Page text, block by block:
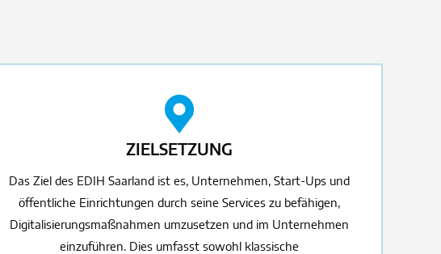
ZIELSETZUNG
Das Ziel des EDIH Saarland ist es, Unternehmen, Start-Ups und
öffentliche Einrichtungen durch seine Services zu befähigen,
Digitalisierungsmaßnahmen umzusetzen und im Unternehmen
einzuführen. Dies umfasst sowohl klassische